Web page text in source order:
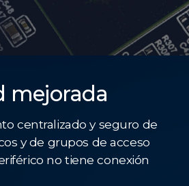
mejorada
centralizado y seguro de
y de grupos de acceso
no tiene conexión